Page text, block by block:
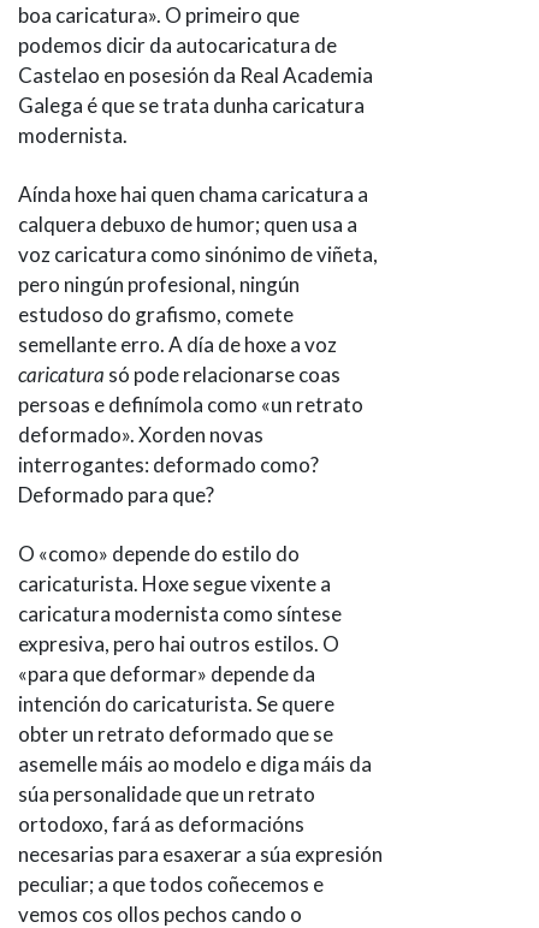
boa caricatura». O primeiro que
podemos dicir da autocaricatura de
Castelao en posesión da Real Academia
Galega é que se trata dunha caricatura
modernista.
Aínda hoxe hai quen chama caricatura a
calquera debuxo de humor; quen usa a
voz caricatura como sinónimo de viñeta,
pero ningún profesional, ningún
estudoso do grafismo, comete
semellante erro. A día de hoxe a voz
caricatura só pode relacionarse coas
persoas e definímola como «un retrato
deformado». Xorden novas
interrogantes: deformado como?
Deformado para que?
O «como» depende do estilo do
caricaturista. Hoxe segue vixente a
caricatura modernista como síntese
expresiva, pero hai outros estilos. O
«para que deformar» depende da
intención do caricaturista. Se quere
obter un retrato deformado que se
asemelle máis ao modelo e diga máis da
súa personalidade que un retrato
ortodoxo, fará as deformacións
necesarias para esaxerar a súa expresión
peculiar; a que todos coñecemos e
vemos cos ollos pechos cando o